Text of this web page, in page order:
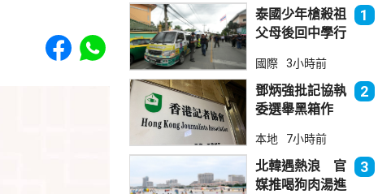
Share to Facebook
Share to WhatsApp
泰國少年槍殺祖
父母後回中學行
死23傷
1
國際 3小時前
鄧炳強批記協執
委選舉黑箱作
國安一定「釘死
你」
2
本地 7小時前
北韓遇熱浪 官
媒推喝狗肉湯進
3